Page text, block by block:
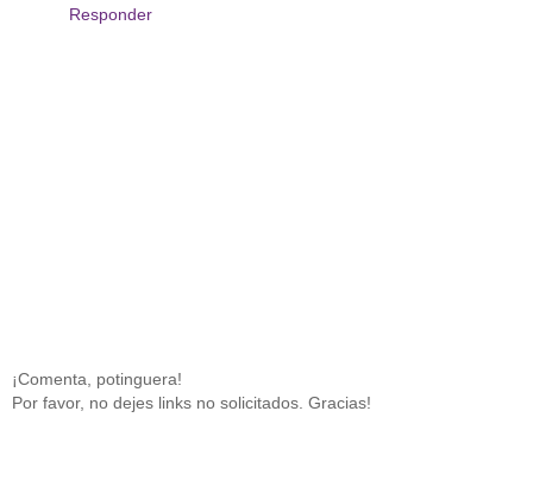
Responder
¡Comenta, potinguera!
Por favor, no dejes links no solicitados. Gracias!